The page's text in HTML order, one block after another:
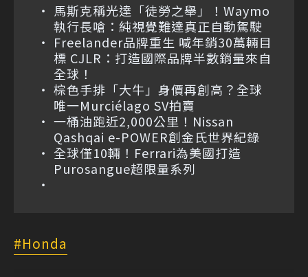
馬斯克稱光達「徒勞之舉」！Waymo
執行長嗆：純視覺難達真正自動駕駛
Freelander品牌重生 喊年銷30萬輛目
標 CJLR：打造國際品牌半數銷量來自
全球！
棕色手排「大牛」身價再創高？全球
唯一Murciélago SV拍賣
一桶油跑近2,000公里！Nissan
Qashqai e-POWER創金氏世界紀錄
全球僅10輛！Ferrari為美國打造
Purosangue超限量系列
Honda